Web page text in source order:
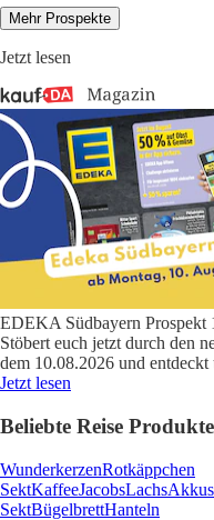
Mehr Prospekte
Jetzt lesen
EDEKA Südbayern Prospekt
Stöbert euch jetzt durch den
dem 10.08.2026 und
Jetzt lesen
Beliebte Reise
WunderkerzenRotkäppchen
SektKaffeeJacobsLachs
SektBügelbrettHanteln